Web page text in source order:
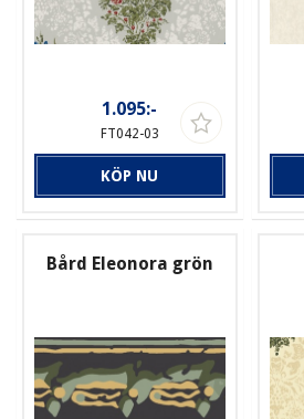
1.095:-
FT042-03
KÖP NU
Bård Eleonora grön